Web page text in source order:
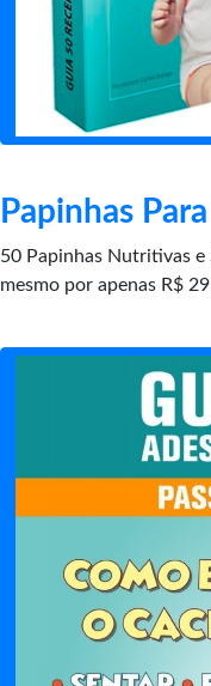
Papinhas
50 Papinhas Nutritivas e
mesmo por apenas R$